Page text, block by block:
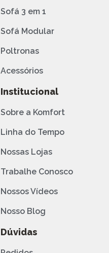
Sofá 3 em 1
Sofá Modular
Poltronas
Acessórios
Institucional
Sobre a Komfort
Linha do Tempo
Nossas Lojas
Trabalhe Conosco
Nossos Vídeos
Nosso Blog
Dúvidas